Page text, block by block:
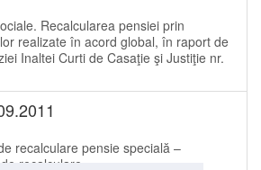
Recalcularea pensiei prin
realizate în acord global, în raport de
Inaltei Curti de Casaţie şi Justiţie nr.
recalculare pensie specială –
recalculare